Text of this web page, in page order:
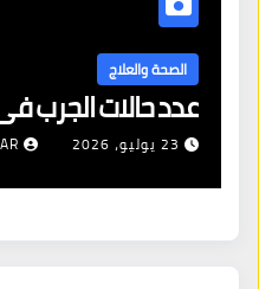
الصحة والعلاج
مساعدة الأطباء
مع أدوية إنقاص
4 أغسطس، 2026